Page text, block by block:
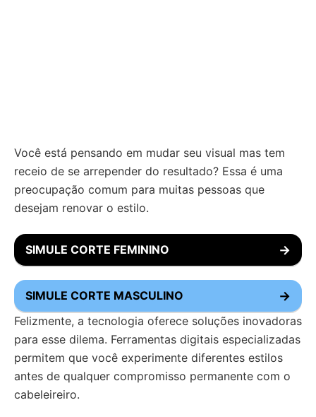
Você está pensando em mudar seu visual mas tem
receio de se arrepender do resultado? Essa é uma
preocupação comum para muitas pessoas que
desejam renovar o estilo.
SIMULE CORTE FEMININO →
SIMULE CORTE MASCULINO →
Felizmente, a tecnologia oferece soluções inovadoras
para esse dilema. Ferramentas digitais especializadas
permitem que você experimente diferentes estilos
antes de qualquer compromisso permanente com o
cabeleireiro.